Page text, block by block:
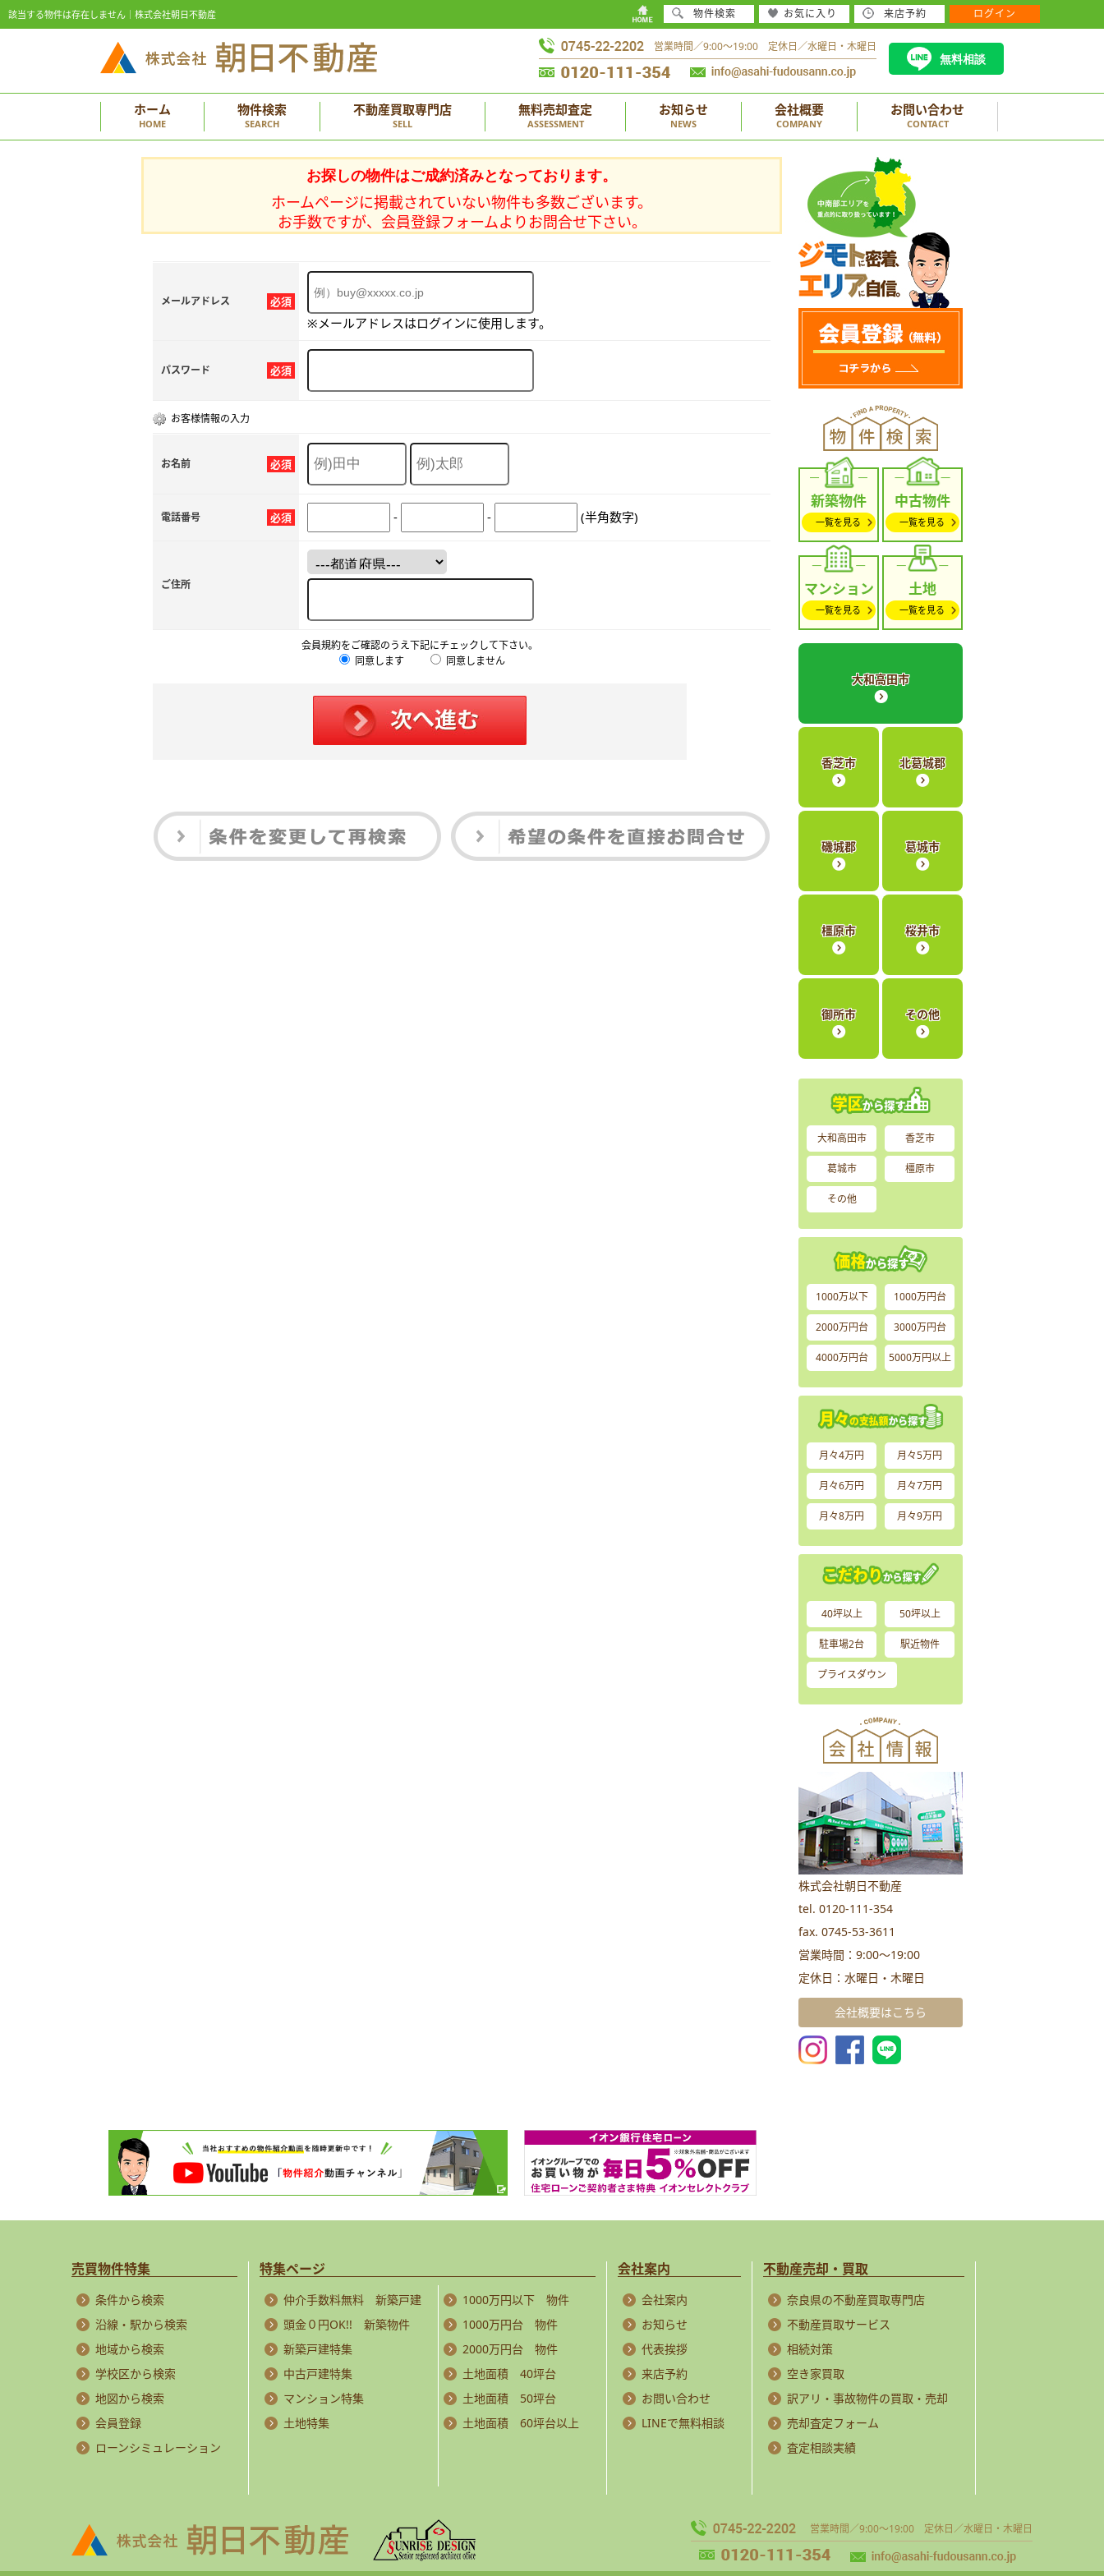
該当する物件は存在しません｜株式会社朝日不動産
営業時間／9:00～19:00 定休日／水曜日・木曜日
無料相談
ホーム
HOME
物件検索
SEARCH
不動産買取専門店
SELL
無料売却査定
ASSESSMENT
お知らせ
NEWS
会社概要
COMPANY
お問い合わせ
CONTACT
お探しの物件はご成約済みとなっております。
ホームページに掲載されていない物件も多数ございます。
お手数ですが、会員登録フォームよりお問合せ下さい。
必須
メールアドレス
※メールアドレスはログインに使用します。
必須
パスワード
お客様情報の入力
必須
お名前
必須
電話番号 - - (半角数字)
ご住所
会員規約をご確認のうえ下記にチェックして下さい。
同意します
同意しません
新築物件
一覧を見る
中古物件
一覧を見る
マンション
一覧を見る
土地
一覧を見る
大和高田市
香芝市 北葛城郡
磯城郡 葛城市
橿原市 桜井市
御所市 その他
大和高田市 香芝市
葛城市 橿原市
その他
1000万以下 1000万円台
2000万円台 3000万円台
4000万円台 5000万円以上
月々4万円 月々5万円
月々6万円 月々7万円
月々8万円 月々9万円
40坪以上 50坪以上
駐車場2台 駅近物件
プライスダウン
株式会社朝日不動産
tel. 0120-111-354
fax. 0745-53-3611
営業時間：9:00～19:00
定休日：水曜日・木曜日
会社概要はこちら
売買物件特集
条件から検索
沿線・駅から検索
地域から検索
学校区から検索
地図から検索
会員登録
ローンシミュレーション
特集ページ
仲介手数料無料 新築戸建
頭金０円OK!! 新築物件
新築戸建特集
中古戸建特集
マンション特集
土地特集
1000万円以下 物件
1000万円台 物件
2000万円台 物件
土地面積 40坪台
土地面積 50坪台
土地面積 60坪台以上
会社案内
会社案内
お知らせ
代表挨拶
来店予約
お問い合わせ
LINEで無料相談
不動産売却・買取
奈良県の不動産買取専門店
不動産買取サービス
相続対策
空き家買取
訳アリ・事故物件の買取・売却
売却査定フォーム
査定相談実績
営業時間／9:00～19:00 定休日／水曜日・木曜日
物件検索 お気に入り 来店予約 ログイン